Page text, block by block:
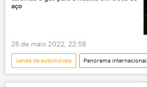
comércio Economia
setor automotivo montadoras
aço
26 de maio 2022, 22:58
venda de automóveis
Panorama internacional
Rússia
Irã
Economia